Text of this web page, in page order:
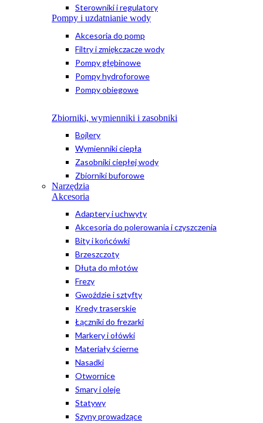
Sterowniki i regulatory
Pompy i uzdatnianie wody
Akcesoria do pomp
Filtry i zmiękczacze wody
Pompy głębinowe
Pompy hydroforowe
Pompy obiegowe
Zbiorniki, wymienniki i zasobniki
Bojlery
Wymienniki ciepła
Zasobniki ciepłej wody
Zbiorniki buforowe
Narzędzia
Akcesoria
Adaptery i uchwyty
Akcesoria do polerowania i czyszczenia
Bity i końcówki
Brzeszczoty
Dłuta do młotów
Frezy
Gwoździe i sztyfty
Kredy traserskie
Łączniki do frezarki
Markery i ołówki
Materiały ścierne
Nasadki
Otwornice
Smary i oleje
Statywy
Szyny prowadzące